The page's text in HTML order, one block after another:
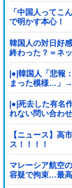
「中国人ってこ
で明かす本心！
韓国人の対日好
終わった？＝ネ
|●|韓国人「悲報
まった模様…」→
ﾙ」＝韓国の反応
|●|死去した有名
れない問い合わ
て……
【ニュース】高
ス！！！！
マレーシア航空
容疑で拘束…最高